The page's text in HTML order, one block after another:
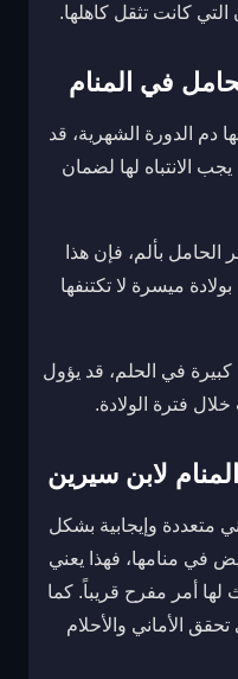
كانت تثقل كاهلها.
في المنام
دم الدورة الشهرية، قد
الانتباه لها لضمان
الحامل بألم، فإن هذا
ميسرة لا تكتنفها
في الحلم، قد يؤول
فترة الولادة.
لابن سيرين
متعددة وإيجابية بشكل
في منامها، فهذا يعني
لها أمر مفرح قريباً. كما
الأماني والأحلام